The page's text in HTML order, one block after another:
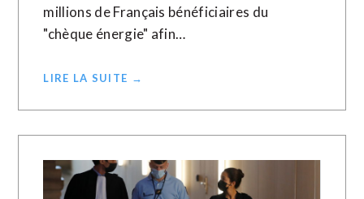
millions de Français bénéficiaires du
"chèque énergie" afin…
LIRE LA SUITE →